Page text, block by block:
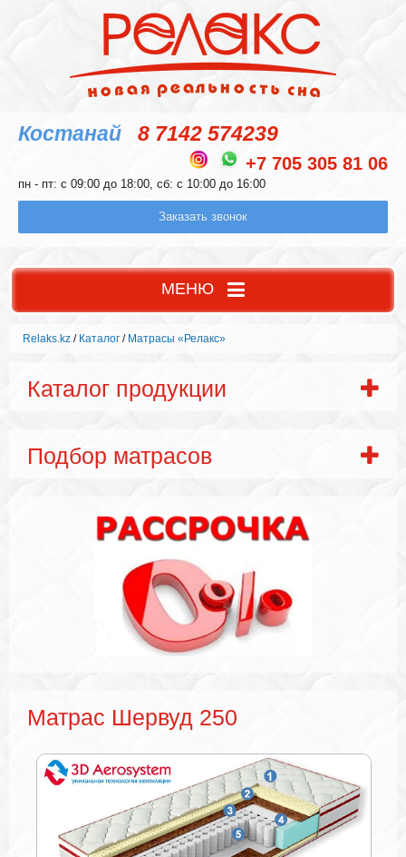
Костанай 8 7142 574239
+7 705 305 81 06
пн - пт: с 09:00 до 18:00, сб: с 10:00 до 16:00
Заказать звонок
МЕНЮ
Relaks.kz / Каталог / Матрасы «Релакс»
Каталог продукции
Подбор матрасов
Матрас Шервуд 250